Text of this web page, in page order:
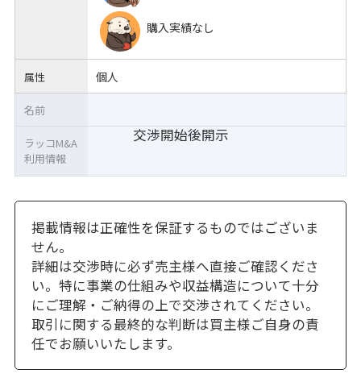
購入実績なし
属性 個人
交渉開始後開示
名前
ラッコM&A
利用情報
掲載情報は正確性を保証するものではございま
せん。
詳細は交渉時に必ず売主様へ直接ご確認くださ
い。特に事業の仕組みや収益構造について十分
にご理解・ご納得の上で交渉されてください。
取引に関する最終的な判断は買主様ご自身の責
任でお願いいたします。